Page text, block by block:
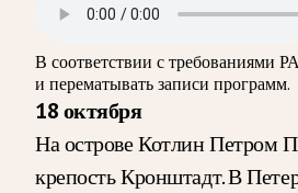
В соответствии с требованиями
и перематывать записи программ.
18 октября
На острове Котлин Петром
крепость Кронштадт. В